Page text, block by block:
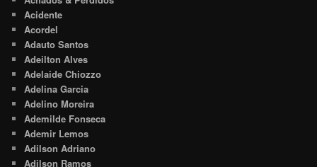
Acidente
Acordel
Adauto Santos
Adeilton Alves
Adelaide Chiozzo
Adelina Garcia
Adelino Moreira
Ademilde Fonseca
Ademir Lemos
Adilson Adriano
Adilson Ramos